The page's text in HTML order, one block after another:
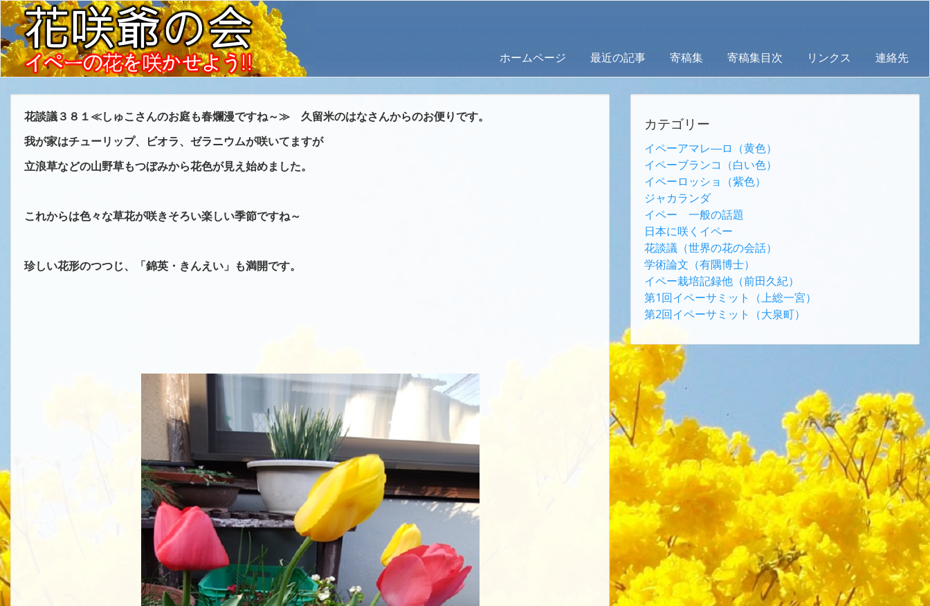
ホームページ 最近の記事 寄稿集 寄稿集目次 リンクス 連絡先
花談議３８１≪しゅこさんのお庭も春爛漫ですね～≫ 久留米のはなさんからのお便りです。
我が家はチューリップ、ビオラ、ゼラニウムが咲いてますが
立浪草などの山野草もつぼみから花色が見え始めました。
これからは色々な草花が咲きそろい楽しい季節ですね～
珍しい花形のつつじ、「錦英・きんえい」も満開です。
カテゴリー
イペーアマレ―ロ（黄色）
イペーブランコ（白い色）
イペーロッショ（紫色）
ジャカランダ
イペー 一般の話題
日本に咲くイペー
花談議（世界の花の会話）
学術論文（有隅博士）
イペー栽培記録他（前田久紀）
第1回イペーサミット（上総一宮）
第2回イペーサミット（大泉町）